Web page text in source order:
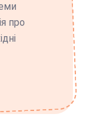
про